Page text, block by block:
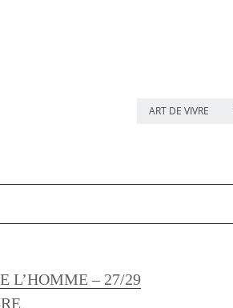
ART DE VIVRE
L’HOMME – 27/29